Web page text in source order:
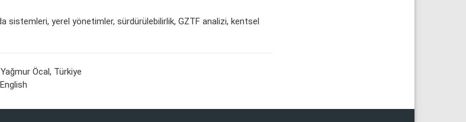
sistemleri, yerel yönetimler, sürdürülebilirlik, GZTF analizi, kentsel
Yağmur Öcal, Türkiye
English